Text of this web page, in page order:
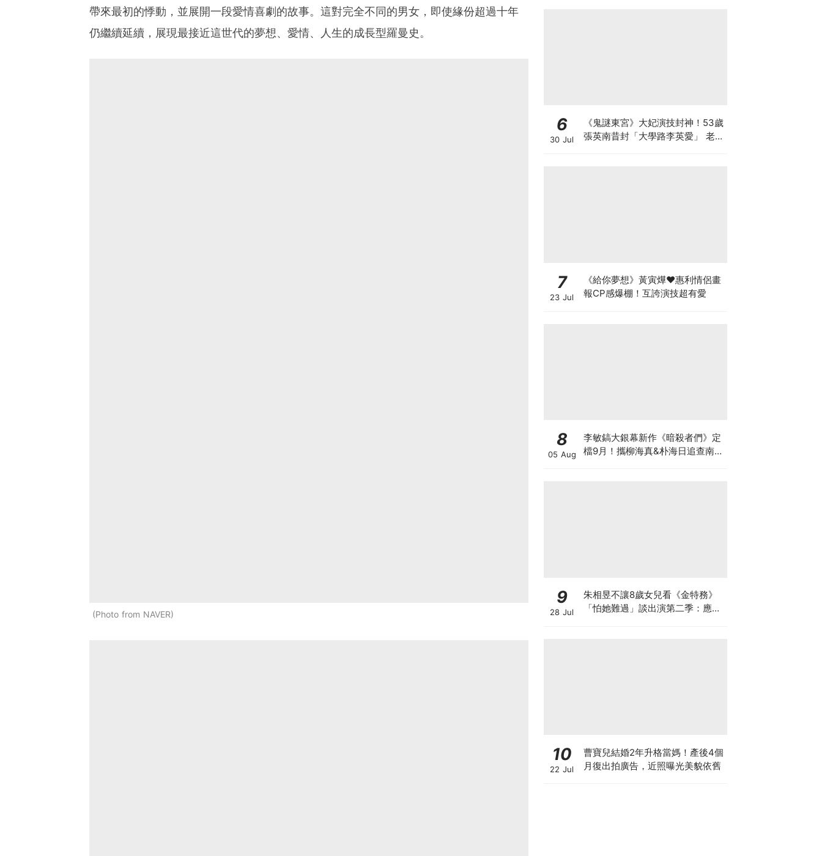
帶來最初的悸動，並展開一段愛情喜劇的故事。這對完全不同的男女，即使緣份超過十年
仍繼續延續，展現最接近這世代的夢想、愛情、人生的成長型羅曼史。
Photo from NAVER
6
30 Jul
《鬼謎東宮》大妃演技封神！53歲
張英南昔封「大學路李英愛」 老公
7
23 Jul
《給你夢想》黃寅燁♥惠利情侶畫
報CP感爆棚！互誇演技超有愛
8
05 Aug
李敏鎬大銀幕新作《暗殺者們》定
檔9月！攜柳海真&朴海日追查南韓
9
28 Jul
朱相昱不讓8歲女兒看《金特務》
「怕她難過」談出演第二季：應該
10
22 Jul
曹寶兒結婚2年升格當媽！產後4個
月復出拍廣告，近照曝光美貌依舊